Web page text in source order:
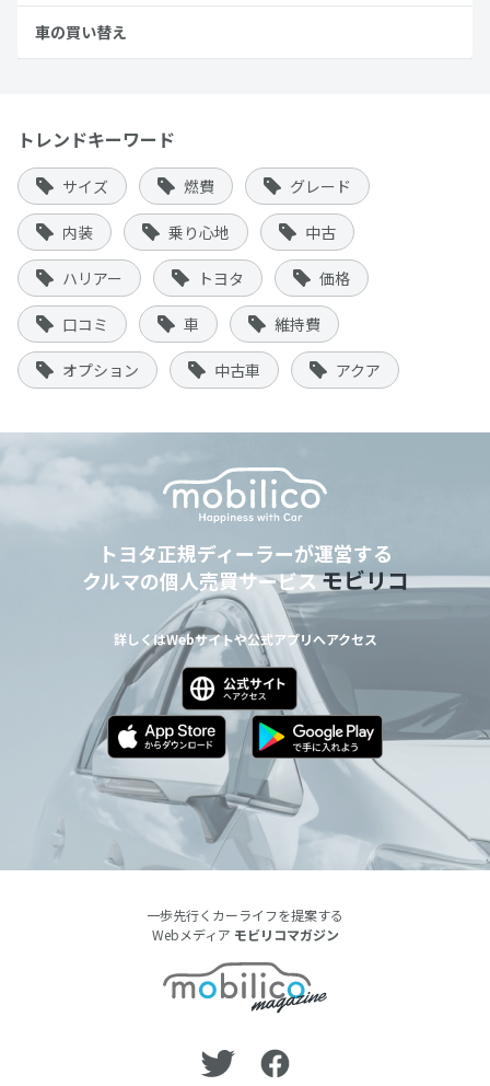
車の買い替え
トレンドキーワード
サイズ 燃費 グレード
内装 乗り心地 中古
ハリアー トヨタ 価格
口コミ 車 維持費
オプション 中古車 アクア
トヨタ正規ディーラーが運営する
クルマの個人売買サービスモビリコ
詳しくはWebサイトや公式アプリへアクセス
一歩先行くカーライフを提案する
Webメディア モビリコマガジン